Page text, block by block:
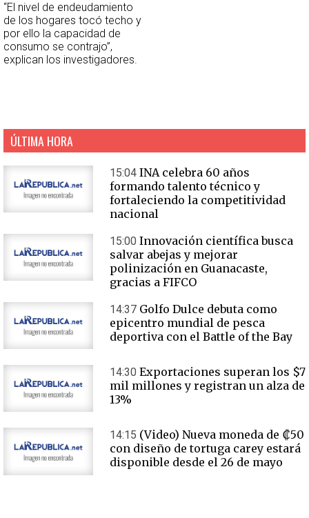
“El nivel de endeudamiento
de los hogares tocó techo y
por ello la capacidad de
consumo se contrajo”,
explican los investigadores.
ÚLTIMA HORA
15:04 INA celebra 60 años
formando talento técnico y
fortaleciendo la competitividad
nacional
15:00 Innovación científica busca
salvar abejas y mejorar
polinización en Guanacaste,
gracias a FIFCO
14:37 Golfo Dulce debuta como
epicentro mundial de pesca
deportiva con el Battle of the Bay
14:30 Exportaciones superan los $7
mil millones y registran un alza de
13%
14:15 (Video) Nueva moneda de ₡50
con diseño de tortuga carey estará
disponible desde el 26 de mayo